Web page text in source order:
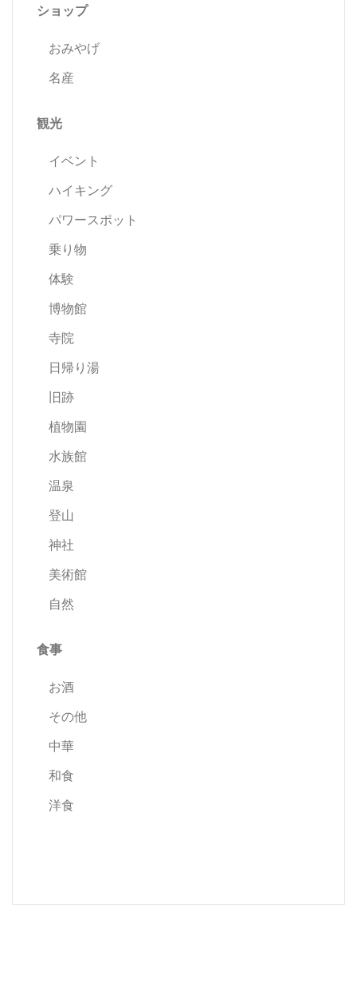
ー
シ
ショップ
おみやげ
名産
観光
イベント
ハイキング
パワースポット
乗り物
体験
博物館
寺院
日帰り湯
旧跡
植物園
水族館
温泉
登山
神社
美術館
自然
食事
お酒
その他
中華
和食
洋食